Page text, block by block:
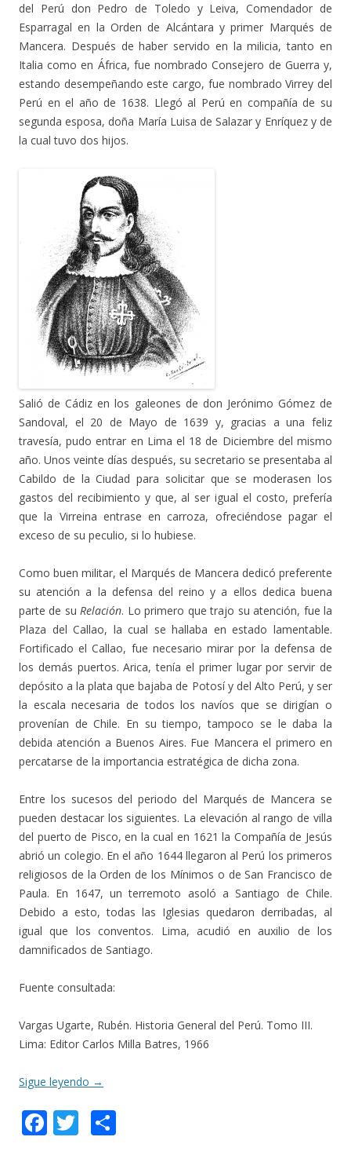
del Perú don Pedro de Toledo y Leiva, Comendador de
Esparragal en la Orden de Alcántara y primer Marqués de
Mancera. Después de haber servido en la milicia, tanto en
Italia como en África, fue nombrado Consejero de Guerra y,
estando desempeñando este cargo, fue nombrado Virrey del
Perú en el año de 1638. Llegó al Perú en compañía de su
segunda esposa, doña María Luisa de Salazar y Enríquez y de
la cual tuvo dos hijos.
Salió de Cádiz en los galeones de don Jerónimo Gómez de
Sandoval, el 20 de Mayo de 1639 y, gracias a una feliz
travesía, pudo entrar en Lima el 18 de Diciembre del mismo
año. Unos veinte días después, su secretario se presentaba al
Cabildo de la Ciudad para solicitar que se moderasen los
gastos del recibimiento y que, al ser igual el costo, prefería
que la Virreina entrase en carroza, ofreciéndose pagar el
exceso de su peculio, si lo hubiese.
Como buen militar, el Marqués de Mancera dedicó preferente
su atención a la defensa del reino y a ellos dedica buena
parte de suRelación. Lo primero que trajo su atención, fue la
Plaza del Callao, la cual se hallaba en estado lamentable.
Fortificado el Callao, fue necesario mirar por la defensa de
los demás puertos. Arica, tenía el primer lugar por servir de
depósito a la plata que bajaba de Potosí y del Alto Perú, y ser
la escala necesaria de todos los navíos que se dirigían o
provenían de Chile. En su tiempo, tampoco se le daba la
debida atención a Buenos Aires. Fue Mancera el primero en
percatarse de la importancia estratégica de dicha zona.
Entre los sucesos del periodo del Marqués de Mancera se
pueden destacar los siguientes. La elevación al rango de villa
del puerto de Pisco, en la cual en 1621 la Compañía de Jesús
abrió un colegio. En el año 1644 llegaron al Perú los primeros
religiosos de la Orden de los Mínimos o de San Francisco de
Paula. En 1647, un terremoto asoló a Santiago de Chile.
Debido a esto, todas las Iglesias quedaron derribadas, al
igual que los conventos. Lima, acudió en auxilio de los
damnificados de Santiago.
Fuente consultada:
Vargas Ugarte, Rubén. Historia General del Perú. Tomo III.
Lima: Editor Carlos Milla Batres, 1966
Sigue leyendo →
F T